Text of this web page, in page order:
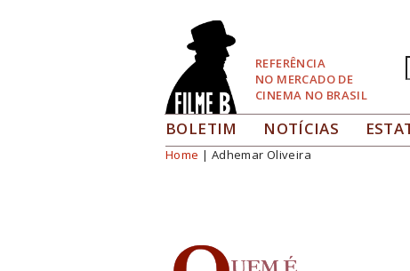
REFERÊNCIA
NO MERCADO DE
CINEMA NO BRASIL
BOLETIM NOTÍCIAS
Você está aqui
Home | Adhemar Oliveira